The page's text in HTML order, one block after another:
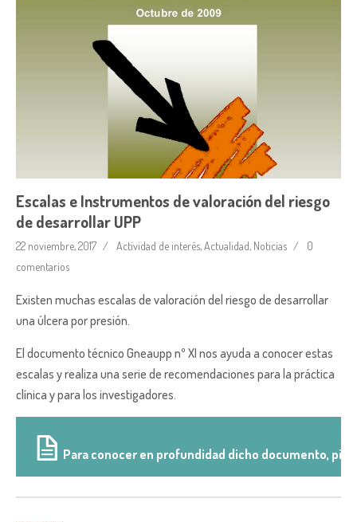
Escalas e Instrumentos de valoración del riesgo
de desarrollar UPP
22 noviembre, 2017 Actividad de interés,Actualidad, Noticias
0
comentarios
Existen muchas escalas de valoración del riesgo de desarrollar
una úlcera por presión.
El documento técnico Gneaupp nº XI nos ayuda a conocer estas
escalas y realiza una serie de recomendaciones para la práctica
clínica y para los investigadores.
Para conocer en profundidad dicho documento,